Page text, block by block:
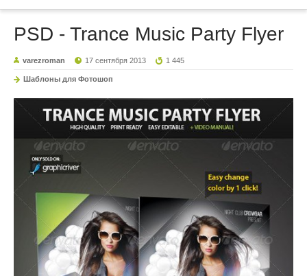
PSD - Trance Music Party Flyer
varezroman 17 сентября 2013 1 445
Шаблоны для Фотошоп